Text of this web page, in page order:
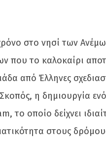
στο νησί των
το καλοκαίρι
από Έλληνες
η δημιουργία
το οποίο δείχνει
στους